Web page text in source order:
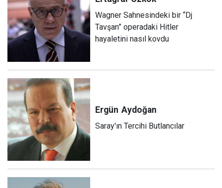
Wagner Sahnesindeki bir “Dj
Tavşan” operadaki Hitler
hayaletini nasıl kovdu
Ergün Aydoğan
Saray'ın Tercihi Butlancılar